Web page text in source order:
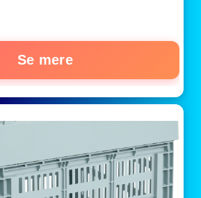
Se mere